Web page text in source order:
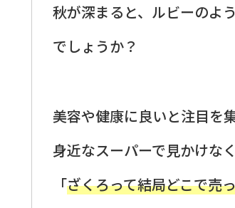
秋が深まると、ルビーのよ
でしょうか？
美容や健康に良いと注目を
身近なスーパーで見かけな
「ざくろって結局どこで売